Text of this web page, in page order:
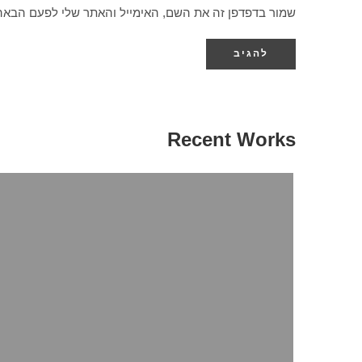
שמור בדפדפן זה את השם, האימייל והאתר שלי לפעם
Recent Works